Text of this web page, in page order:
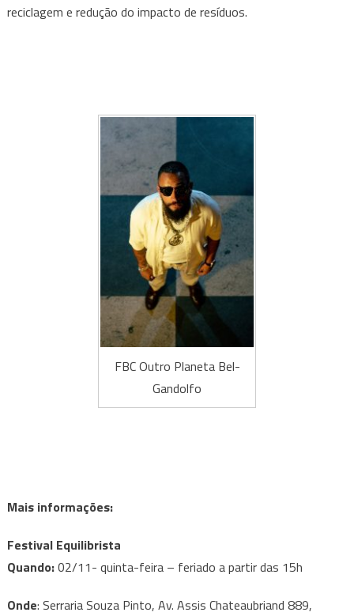
reciclagem e redução do impacto de resíduos.
FBC Outro Planeta Bel-
Gandolfo
Mais informações:
Festival Equilibrista
Quando:02/11- quinta-feira – feriado a partir das 15h
Onde: Serraria Souza Pinto, Av. Assis Chateaubriand 889,